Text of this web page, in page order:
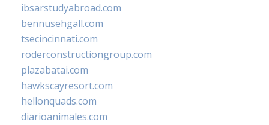
ibsarstudyabroad.com
bennusehgall.com
tsecincinnati.com
roderconstructiongroup.com
plazabatai.com
hawkscayresort.com
hellonquads.com
diarioanimales.com